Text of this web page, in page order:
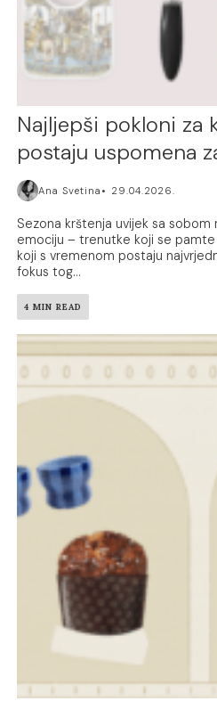
Najljepši pokloni za
postaju uspomena
Ana Svetina 29.04.2026.
Sezona krštenja uvijek sa sobom
emociju – trenutke koji se
koji s vremenom postaju
fokus tog...
4 MIN READ